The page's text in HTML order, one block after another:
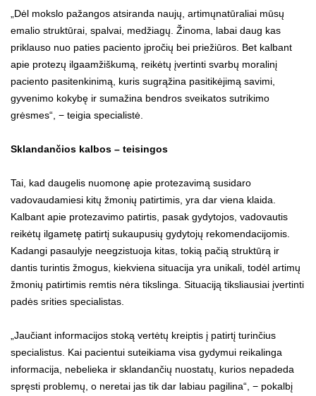
„Dėl mokslo pažangos atsiranda naujų, artimųnatūraliai mūsų
emalio struktūrai, spalvai, medžiagų. Žinoma, labai daug kas
priklauso nuo paties paciento įpročių bei priežiūros. Bet kalbant
apie protezų ilgaamžiškumą, reikėtų įvertinti svarbų moralinį
paciento pasitenkinimą, kuris sugrąžina pasitikėjimą savimi,
gyvenimo kokybę ir sumažina bendros sveikatos sutrikimo
grėsmes“, − teigia specialistė.
Sklandančios kalbos – teisingos
Tai, kad daugelis nuomonę apie protezavimą susidaro
vadovaudamiesi kitų žmonių patirtimis, yra dar viena klaida.
Kalbant apie protezavimo patirtis, pasak gydytojos, vadovautis
reikėtų ilgametę patirtį sukaupusių gydytojų rekomendacijomis.
Kadangi pasaulyje neegzistuoja kitas, tokią pačią struktūrą ir
dantis turintis žmogus, kiekviena situacija yra unikali, todėl artimų
žmonių patirtimis remtis nėra tikslinga. Situaciją tiksliausiai įvertinti
padės srities specialistas.
„Jaučiant informacijos stoką vertėtų kreiptis į patirtį turinčius
specialistus. Kai pacientui suteikiama visa gydymui reikalinga
informacija, nebelieka ir sklandančių nuostatų, kurios nepadeda
spręsti problemų, o neretai jas tik dar labiau pagilina“, − pokalbį